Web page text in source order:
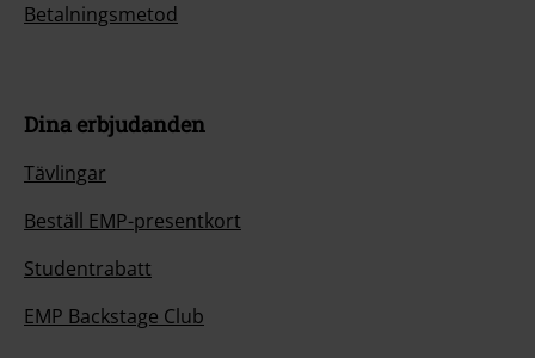
Betalningsmetod
Dina erbjudanden
Tävlingar
Beställ EMP-presentkort
Studentrabatt
EMP Backstage Club